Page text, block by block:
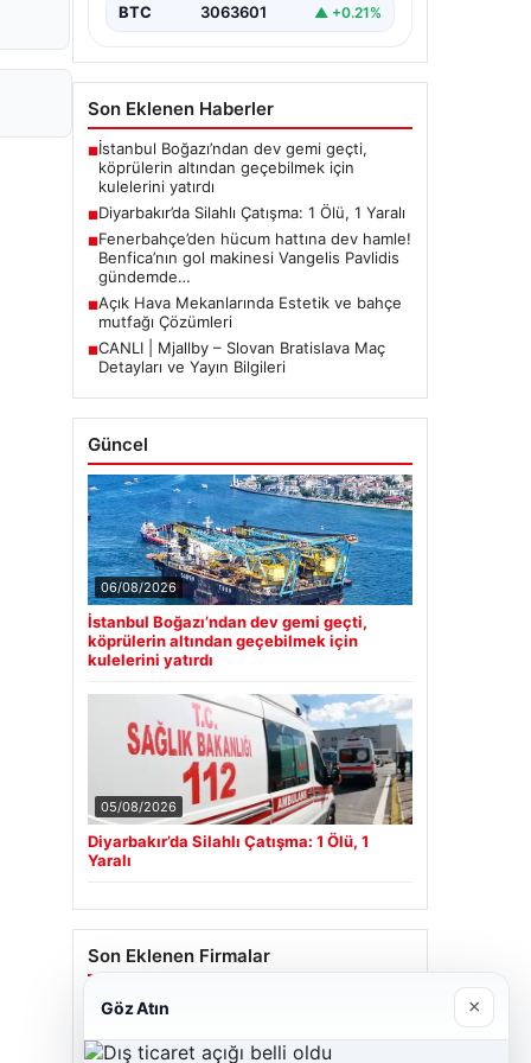
BTC 3063601 ▲ +0.21%
Son Eklenen Haberler
■İstanbul Boğazı’ndan dev gemi geçti,
köprülerin altından geçebilmek için
kulelerini yatırdı
■Diyarbakır’da Silahlı Çatışma: 1 Ölü, 1 Yaralı
■Fenerbahçe’den hücum hattına dev hamle!
Benfica’nın gol makinesi Vangelis Pavlidis
gündemde…
■Açık Hava Mekanlarında Estetik ve bahçe
mutfağı Çözümleri
■CANLI | Mjallby – Slovan Bratislava Maç
Detayları ve Yayın Bilgileri
Güncel
06/08/2026
İstanbul Boğazı’ndan dev gemi geçti,
köprülerin altından geçebilmek için
kulelerini yatırdı
05/08/2026
Diyarbakır’da Silahlı Çatışma: 1 Ölü, 1
Yaralı
Son Eklenen Firmalar
Cengiz Sigorta
23/06/2026
Göz Atın ×